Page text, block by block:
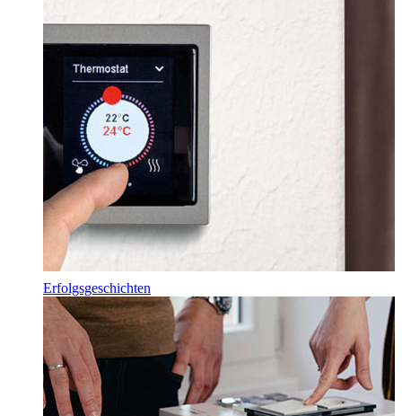
Erfolgsgeschichten